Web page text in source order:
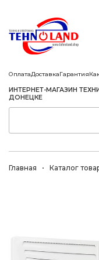
ОплатаДоставкаГарантия
ИНТЕРНЕТ-МАГАЗИН
ДОНЕЦКЕ
Главная Каталог